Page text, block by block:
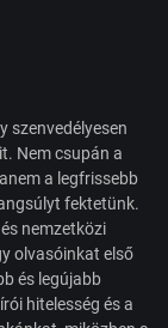
szenvedélyesen
Nem csupán a
a legfrissebb
fektetünk.
nemzetközi
olvasóinkat első
és legújabb
hitelesség és a